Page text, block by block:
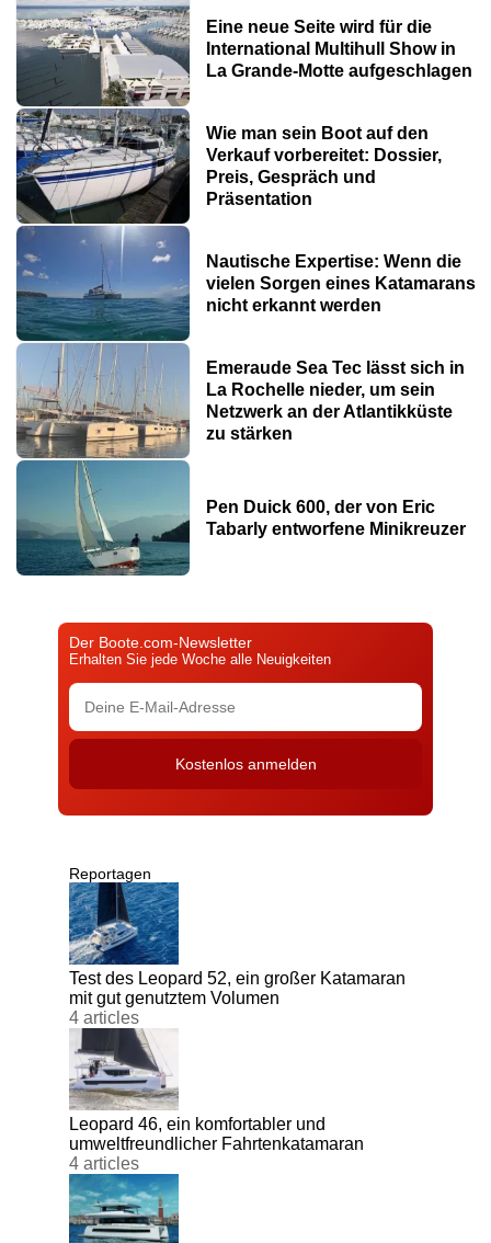
Eine neue Seite wird für die
International Multihull Show in
La Grande-Motte aufgeschlagen
Wie man sein Boot auf den
Verkauf vorbereitet: Dossier,
Preis, Gespräch und
Präsentation
Nautische Expertise: Wenn die
vielen Sorgen eines Katamarans
nicht erkannt werden
Emeraude Sea Tec lässt sich in
La Rochelle nieder, um sein
Netzwerk an der Atlantikküste
zu stärken
Pen Duick 600, der von Eric
Tabarly entworfene Minikreuzer
Der Boote.com-Newsletter
Erhalten Sie jede Woche alle Neuigkeiten
Reportagen
Test des Leopard 52, ein großer Katamaran
mit gut genutztem Volumen
4 articles
Leopard 46, ein komfortabler und
umweltfreundlicher Fahrtenkatamaran
4 articles